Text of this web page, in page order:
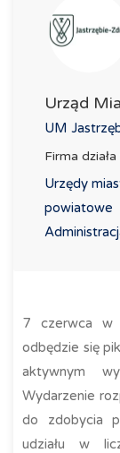
Urząd
UM
Firma
Urzędy
powiatowe
7 czerwca w
odbędzie się
aktywnym
Wydarzenie
do zdobycia
udziału w